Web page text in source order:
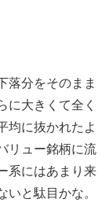
落分をそのまま
に大きくて全く
均に抜かれたよ
リュー銘柄に流
系にはあまり来
と駄目かな。